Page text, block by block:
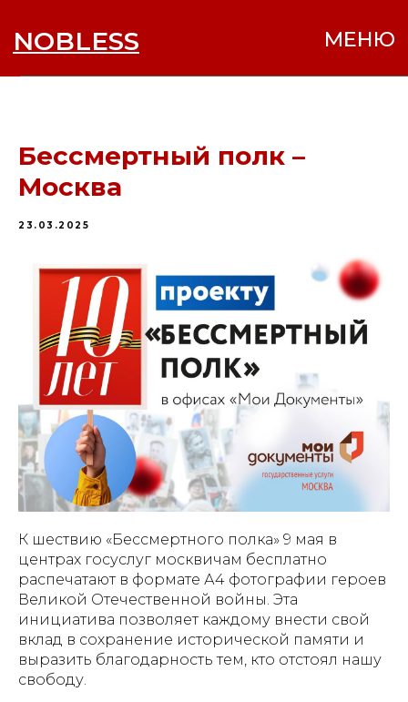
NOBLESS
Бессмертный полк –
Москва
23.03.2025
К шествию «Бессмертного полка» 9 мая в
центрах госуслуг москвичам бесплатно
распечатают в формате А4 фотографии героев
Великой Отечественной войны. Эта
инициатива позволяет каждому внести свой
вклад в сохранение исторической памяти и
выразить благодарность тем, кто отстоял нашу
свободу.